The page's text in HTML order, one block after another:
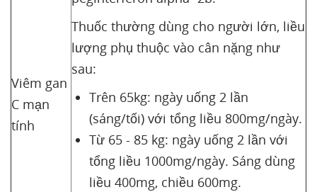
Viêm gan
C mạn
tính
Thuốc thường dùng cho người lớn, liều
lượng phụ thuộc vào cân nặng như
sau:
Trên 65kg: ngày uống 2 lần
(sáng/tối) với tổng liều 800mg/ngày.
Từ 65 - 85 kg: ngày uống 2 lần với
tổng liều 1000mg/ngày. Sáng dùng
liều 400mg, chiều 600mg.